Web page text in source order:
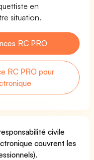
en
situation.
RC PRO
RC PRO pour
civile
couvrent les